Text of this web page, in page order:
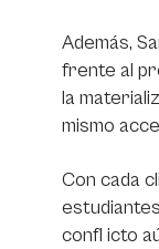
Además,
frente al
la
mismo
Con cada
confl icto